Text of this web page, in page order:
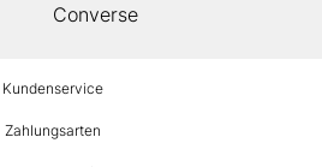
Converse
Kundenservice
Zahlungsarten